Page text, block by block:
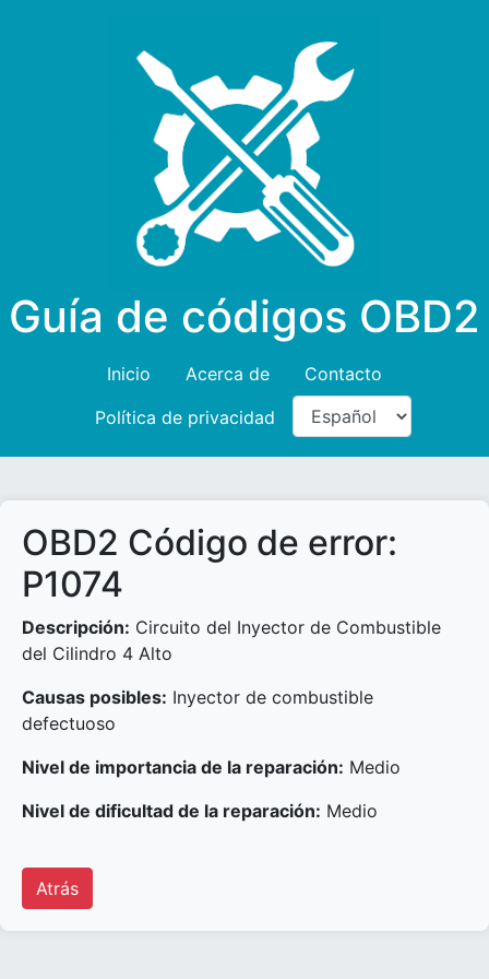
Guía de códigos OBD2
Inicio Acerca de
Contacto
Política de privacidad
OBD2 Código de error:
P1074
Descripción: Circuito del Inyector de Combustible
del Cilindro 4 Alto
Causas posibles: Inyector de combustible
defectuoso
Nivel de importancia de la reparación: Medio
Nivel de dificultad de la reparación: Medio
Atrás